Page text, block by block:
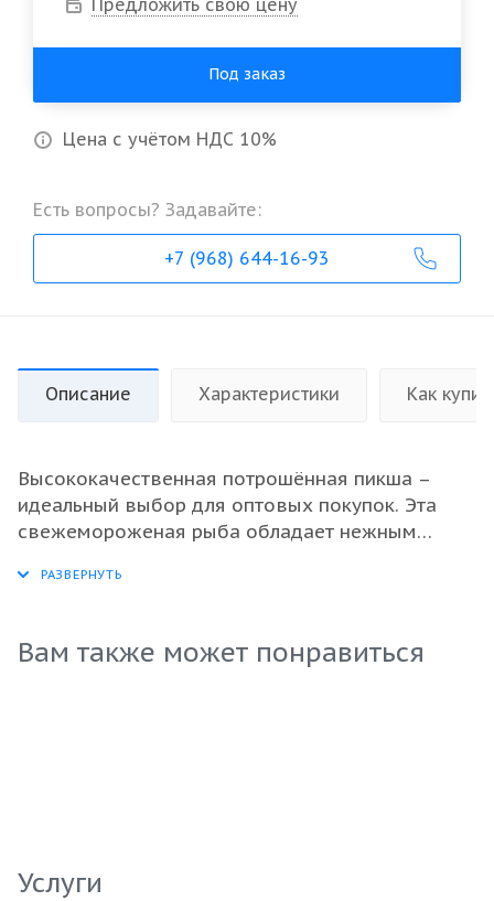
Предложить свою цену
Под заказ
Цена с учётом НДС 10%
Есть вопросы? Задавайте:
+7 (968) 644-16-93
Описание Характеристики Как
Высококачественная потрошённая пикша –
идеальный выбор для оптовых покупок. Эта
свежемороженая рыба обладает нежным
универсальным ингредиентом для
альтернативой другим видам рыбы благодаря
своему высокому содержанию белка и
Вам также может понравиться
Услуги